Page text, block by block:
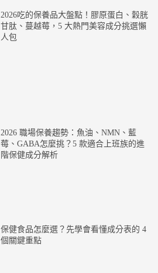
2026吃的保養品大盤點！膠原蛋白、穀胱
甘肽、蔓越莓，5 大熱門美容成分挑選懶
人包
2026 職場保養趨勢：魚油、NMN、藍
莓、GABA怎麼挑？5 款適合上班族的進
階保健成分解析
保健食品怎麼選？先學會看懂成分表的 4
個關鍵重點